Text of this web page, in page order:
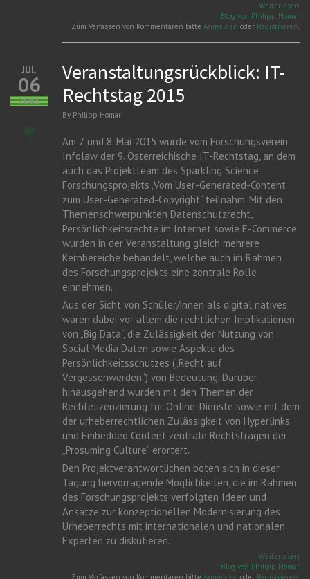
Weiterlesen
Blog von Philipp Homar
Zum Verfassen von Kommentaren bitte Anmelden oder Registrieren.
JUL
06
2015
Veranstaltungsrückblick: IT-
Rechtstag 2015
By Philipp Homar
Am 7. und 8. Mai 2015 wurde vom Forschungsverein
Infolaw der 9. Österreichische IT-Rechtstag, an dem
auch das Projektteam des Sparkling Science
Forschungsprojekts „Vom User-Generated-Content
zum User-Generated-Copyright“ teilnahm. Mit den
Themenschwerpunkten Datenschutzrecht,
Persönlichkeitsrechte im Internet sowie E-Commerce
wurden in der Veranstaltung gleich mehrere
Kernbereiche behandelt, welche auch im Rahmen
des Forschungsprojekts eine zentrale Rolle
einnehmen.
Aus der Sicht von Schüler/innen als digital natives
waren dabei vor allem die rechtlichen Implikationen
von „Big Data“, die Zulässigkeit der Nutzung von
Social Media Daten sowie Aspekte des
Persönlichkeitsschutzes („Recht auf
Vergessenwerden“) von Bedeutung. Darüber
hinausgehend wurden mit den Themen der
Rechtelizenzierung für Online-Dienste sowie mit dem
der urheberrechtlichen Zulässigkeit von Hyperlinks
und Embedded Content zentrale Rechtsfragen der
„Prosuming Culture“ erörtert.
Den Projektverantwortlichen boten sich in dieser
Tagung hervorragende Möglichkeiten, die im Rahmen
des Forschungsprojekts verfolgten Ideen und
Ansätze zur konzeptionellen Modernisierung des
Urheberrechts mit internationalen und nationalen
Experten zu diskutieren.
Weiterlesen
Blog von Philipp Homar